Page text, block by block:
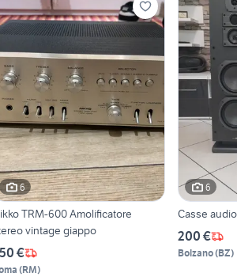
6
TRM-600 Amolificatore
vintage giappo
€
(RM)
6
200 €
Bolzano(BZ)